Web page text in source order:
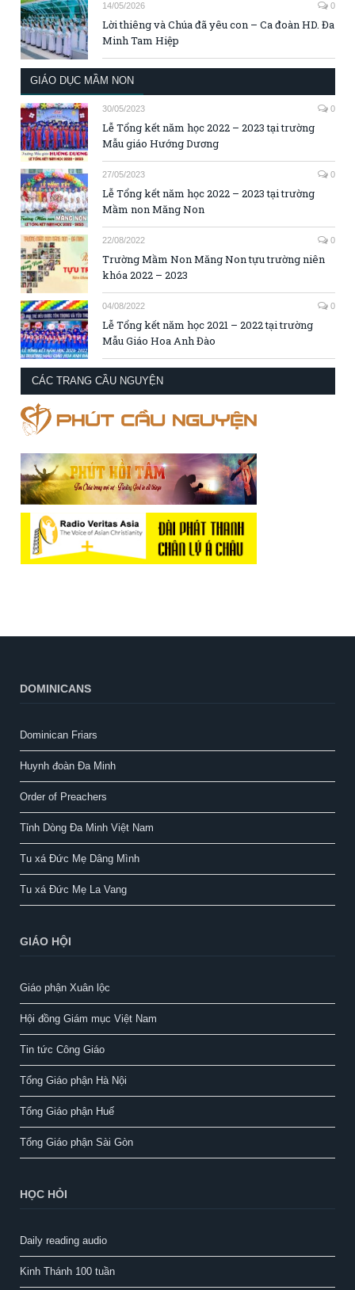
14/05/2026 0
Lời thiêng và Chúa đã yêu con – Ca đoàn HD. Đa
Minh Tam Hiệp
GIÁO DỤC MẦM NON
30/05/2023 0
Lễ Tổng kết năm học 2022 – 2023 tại trường
Mẫu giáo Hướng Dương
27/05/2023 0
Lễ Tổng kết năm học 2022 – 2023 tại trường
Mầm non Măng Non
22/08/2022 0
Trường Mầm Non Măng Non tựu trường niên
khóa 2022 – 2023
04/08/2022 0
Lễ Tổng kết năm học 2021 – 2022 tại trường
Mẫu Giáo Hoa Anh Đào
CÁC TRANG CẦU NGUYỆN
DOMINICANS
Dominican Friars
Huynh đoàn Đa Minh
Order of Preachers
Tỉnh Dòng Đa Minh Việt Nam
Tu xá Đức Mẹ Dâng Mình
Tu xá Đức Mẹ La Vang
GIÁO HỘI
Giáo phận Xuân lộc
Hội đồng Giám mục Việt Nam
Tin tức Công Giáo
Tổng Giáo phận Hà Nội
Tổng Giáo phận Huế
Tổng Giáo phận Sài Gòn
HỌC HỎI
Daily reading audio
Kinh Thánh 100 tuần